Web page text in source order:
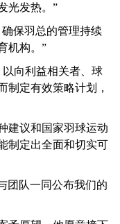
光发热。”
保羽总的管理持续
机构。”
向利益相关者、球
制定有效策略计划，
建议和国家羽球运动
制定出全面和切实可
团队一同公布我们的